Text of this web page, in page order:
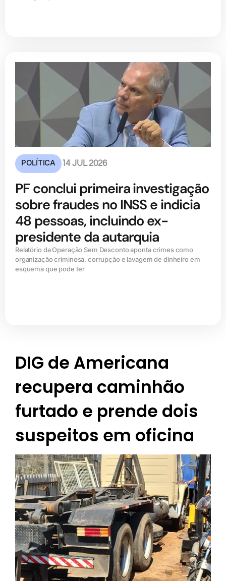
POLÍTICA 14 JUL 2026
PF conclui primeira investigação
sobre fraudes no INSS e indicia
48 pessoas, incluindo ex-
presidente da autarquia
Relatório da Operação Sem Desconto aponta crimes como
organização criminosa, corrupção e lavagem de dinheiro em
esquema que pode ter
DIG de Americana
recupera caminhão
furtado e prende dois
suspeitos em oficina